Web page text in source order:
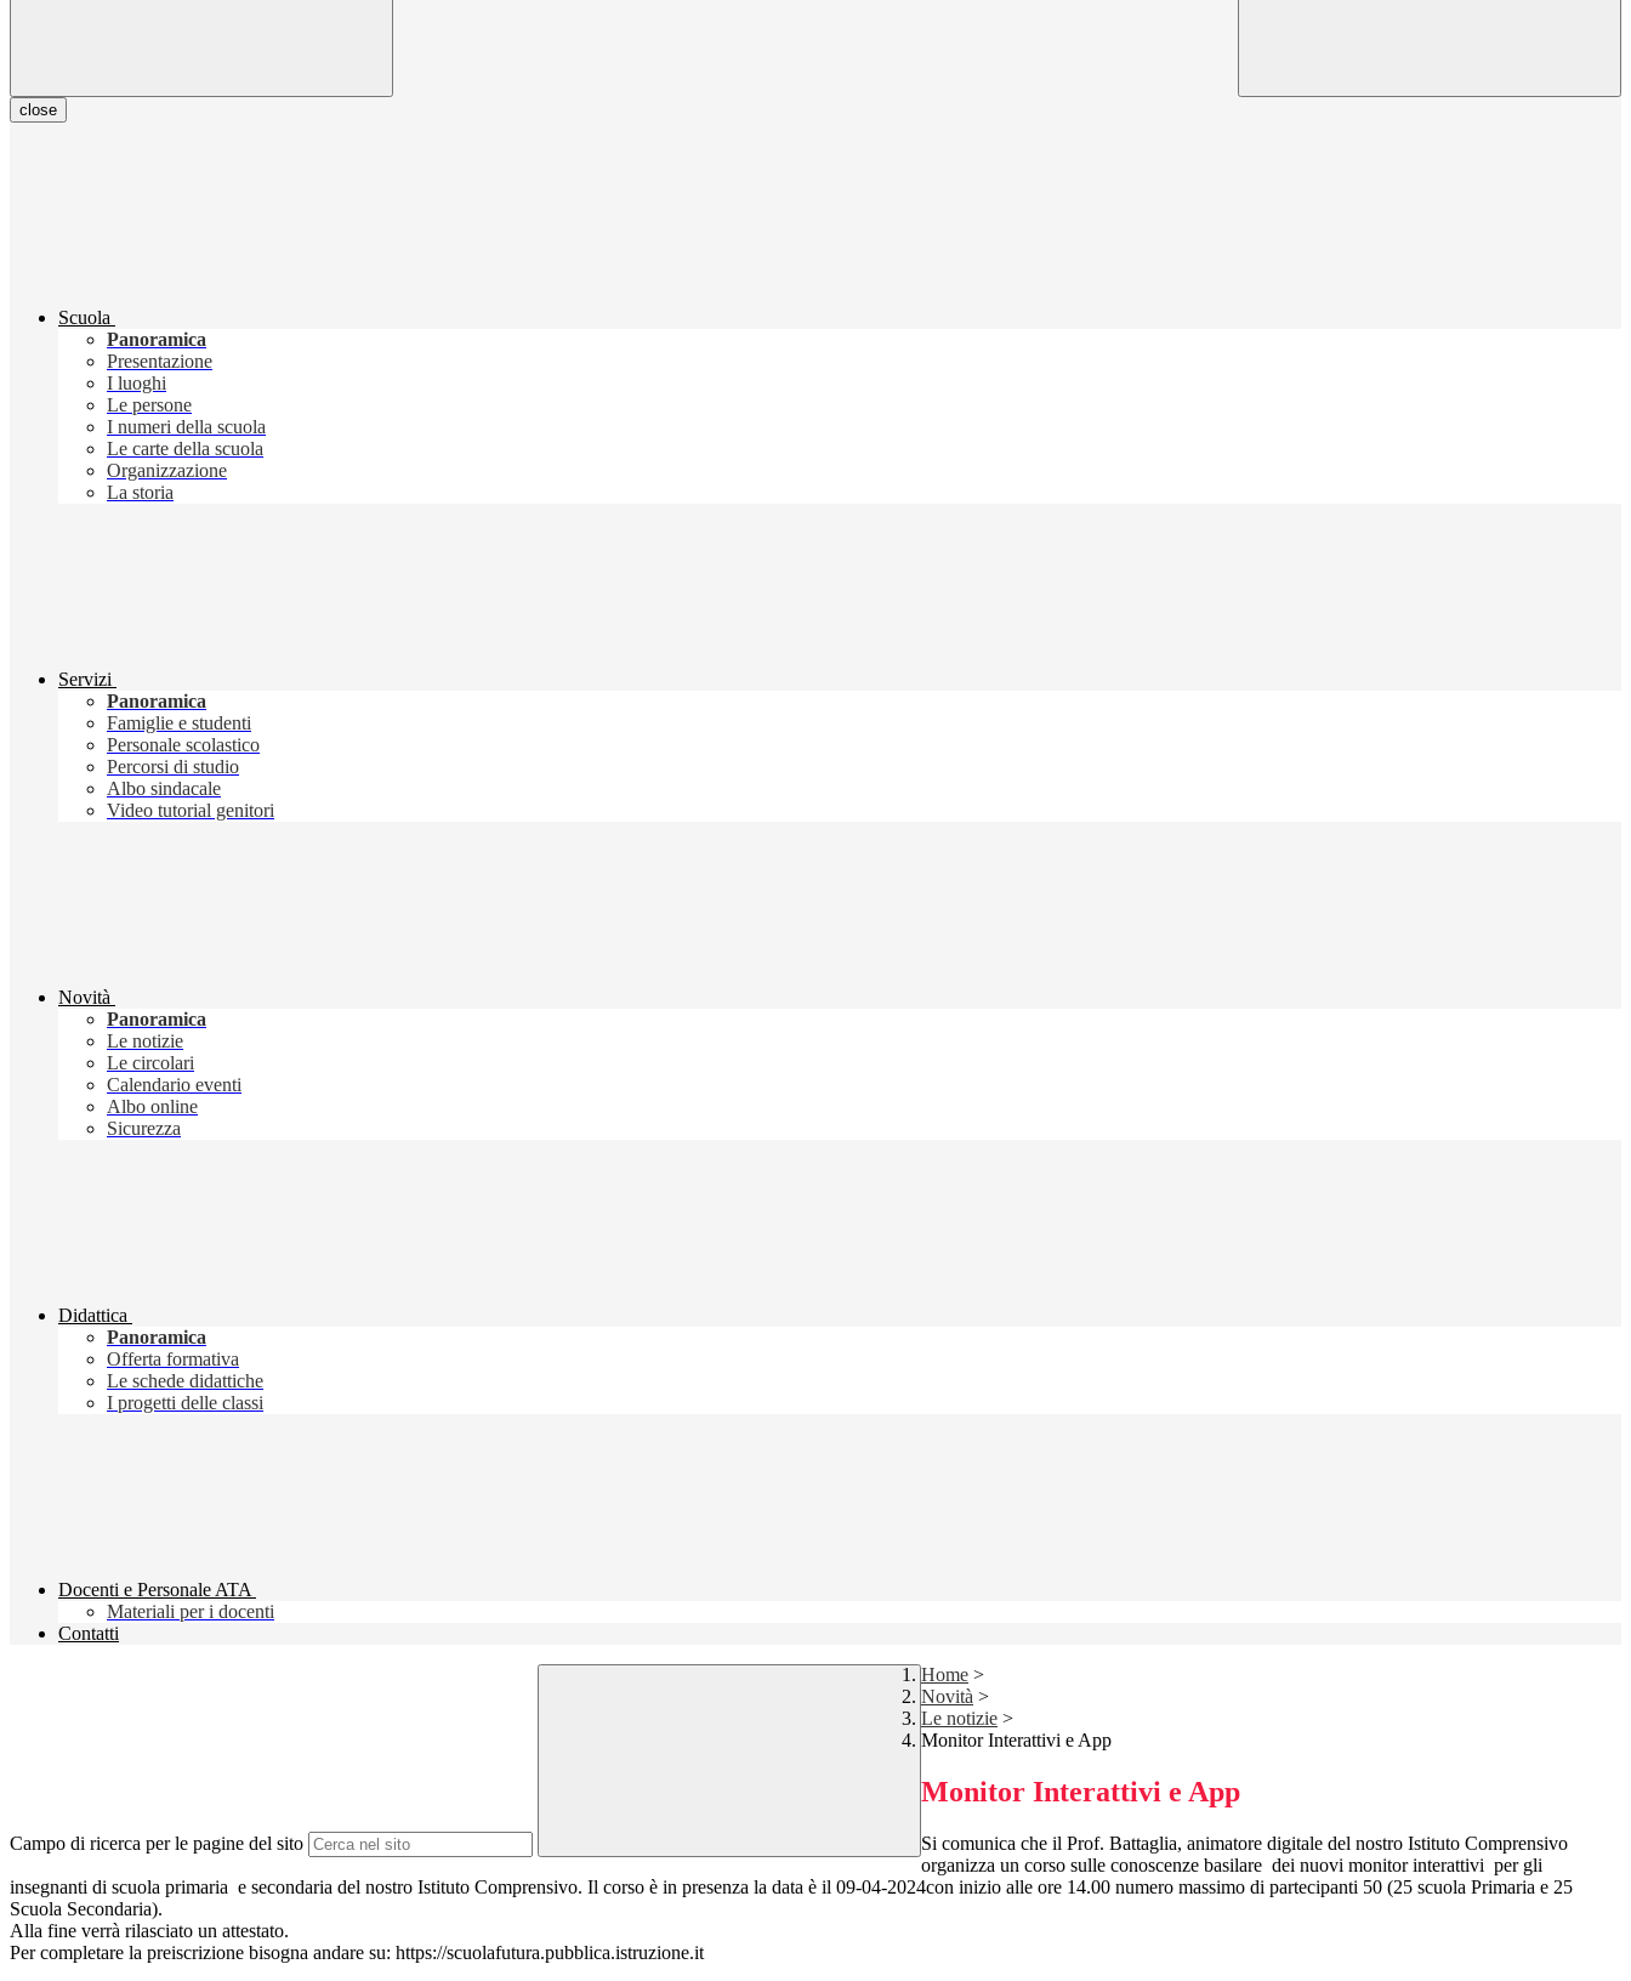
close
Scuola
Panoramica
Presentazione
I luoghi
Le persone
I numeri della scuola
Le carte della scuola
Organizzazione
La storia
Servizi
Panoramica
Famiglie e studenti
Personale scolastico
Percorsi di studio
Albo sindacale
Video tutorial genitori
Novità
Panoramica
Le notizie
Le circolari
Calendario eventi
Albo online
Sicurezza
Didattica
Panoramica
Offerta formativa
Le schede didattiche
I progetti delle classi
Docenti e Personale ATA
Materiali per i docenti
Contatti
Campo di ricerca per le pagine del sito
Home >
Novità >
Le notizie >
Monitor Interattivi e App
Monitor Interattivi e App
Si comunica che il Prof. Battaglia, animatore digitale del nostro Istituto Comprensivo
organizza un corso sulle conoscenze basilare dei nuovi monitor interattivi per gli
insegnanti di scuola primaria e secondaria del nostro Istituto Comprensivo. Il corso è in presenza la data è il 09-04-2024con inizio alle ore 14.00 numero massimo di partecipanti 50 (25 scuola Primaria e 25
Scuola Secondaria).
Alla fine verrà rilasciato un attestato.
Per completare la preiscrizione bisogna andare su: https://scuolafutura.pubblica.istruzione.it